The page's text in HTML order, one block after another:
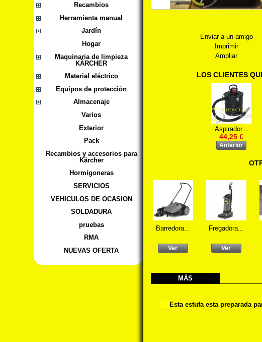
Recambios
Herramienta manual
Jardín
Hogar
Maquinaria de limpieza
KÄRCHER
Material eléctrico
Equipos de protección
Almacenaje
Varios
Exterior
Pack
Recambios y accesorios para
Kärcher
Hormigoneras
SERVICIOS
VEHICULOS DE OCASION
SOLDADURA
pruebas
RMA
NUEVAS OFERTA
Enviar a un amigo
Imprimir
Ampliar
LOS CLIENTES
Aspirador...
44,25 €
Anterior
Barredora...
Ver
Fregadora...
Ver
MÁS
Esta estufa esta preparada